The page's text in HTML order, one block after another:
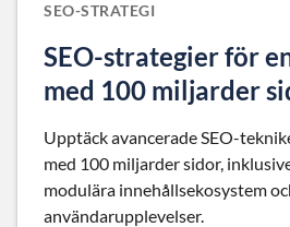
SEO-STRATEGI
SEO-strategier för
med 100 miljarder
Upptäck avancerade SEO-
med 100 miljarder sidor,
modulära innehållsekosystem
användarupplevelser.